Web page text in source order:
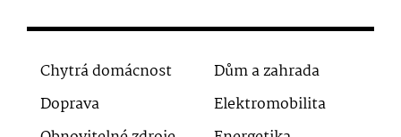
Chytrá domácnost
Dům a zahrada
Doprava
Elektromobilita